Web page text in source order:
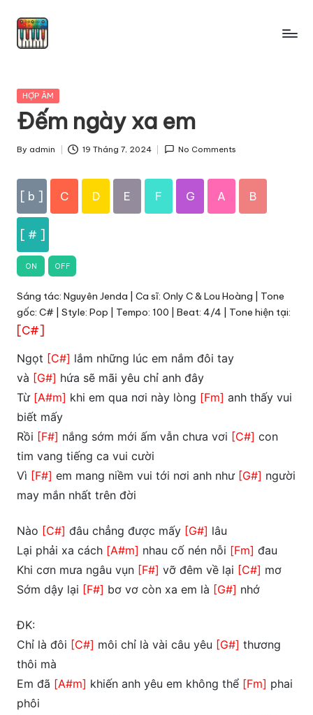
Skip
Posted
HỢP ÂM
Đếm ngày xa em
Posted
By admin 19 Tháng 7, 2024 No Comments
[ b ] C D E F G A B
[ # ]
ON OFF
Sáng tác: Nguyên Jenda | Ca sĩ: Only C & Lou Hoàng | Tone
gốc: C# | Style: Pop | Tempo: 100 | Beat: 4/4 | Tone hiện tại:
[C#]
Ngọt [C#] lắm những lúc em nắm đôi tay
và [G#] hứa sẽ mãi yêu chỉ anh đây
Từ [A#m] khi em qua nơi này lòng [Fm] anh thấy vui
biết mấy
Rồi [F#] nắng sớm mới ấm vẫn chưa vơi [C#] con
tim vang tiếng ca vui cười
Vì [F#] em mang niềm vui tới nơi anh như [G#] người
may mắn nhất trên đời
Nào [C#] đâu chẳng được mấy [G#] lâu
Lại phải xa cách [A#m] nhau cố nén nỗi [Fm] đau
Khi cơn mưa ngâu vụn [F#] vỡ đêm về lại [C#] mơ
Sớm dậy lại [F#] bơ vơ còn xa em là [G#] nhớ
ĐK:
Chỉ là đôi [C#] môi chỉ là vài câu yêu [G#] thương
thôi mà
Em đã [A#m] khiến anh yêu em không thể [Fm] phai
phôi